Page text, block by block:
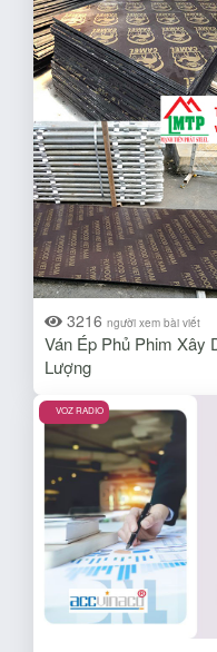
3216 người xem bài viết
Ván Ép Phủ Phim Xây
Lượng
VOZ RADIO